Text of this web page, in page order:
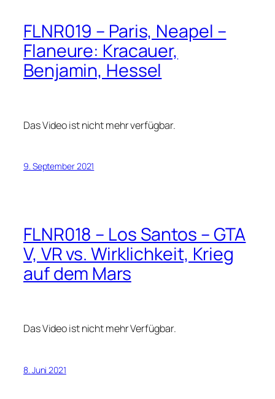
FLNR019 – Paris, Neapel –
Flaneure: Kracauer,
Benjamin, Hessel
Das Video ist nicht mehr verfügbar.
9. September 2021
FLNR018 – Los Santos – GTA
V, VR vs. Wirklichkeit, Krieg
auf dem Mars
Das Video ist nicht mehr Verfügbar.
8. Juni 2021